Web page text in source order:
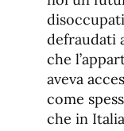
defraudati
che
aveva
come
che in